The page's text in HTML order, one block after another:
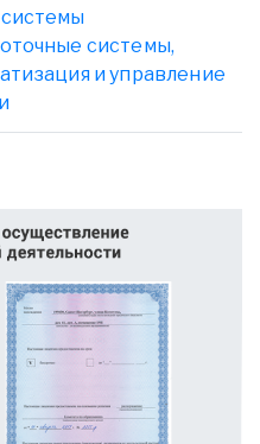
системы,
и управление